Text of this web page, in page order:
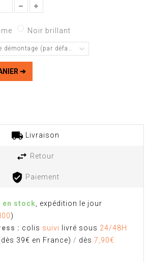
Noir brillant
démontage (par défaut)
➔
Livraison
Retour
Paiement
en stock, expédition le jour
)
: colis suivi livré sous 24/48H
39€ en France) / dès 7,90€